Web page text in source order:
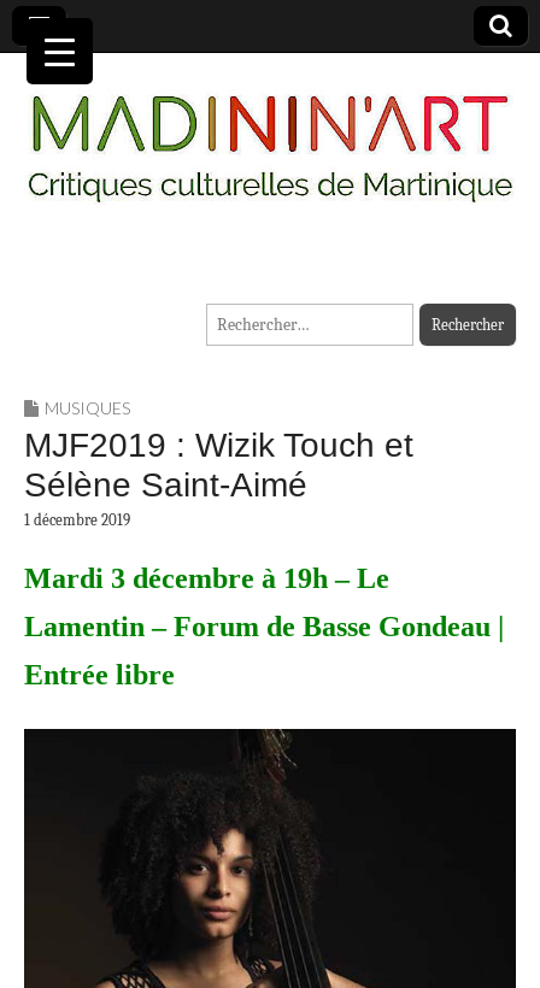
MADININ'ART
Rechercher :
MUSIQUES
MJF2019 : Wizik Touch et
Sélène Saint-Aimé
1 décembre 2019
Mardi 3 décembre à 19h – Le
Lamentin – Forum de Basse Gondeau |
Entrée libre